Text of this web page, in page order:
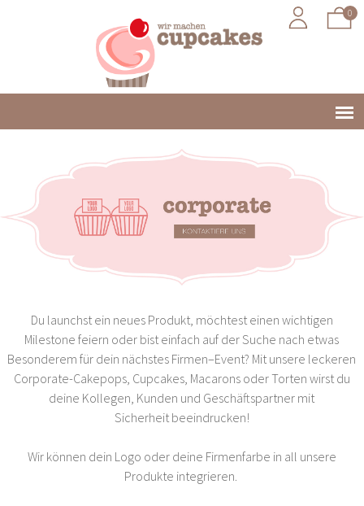
menu
0
Du launchst ein neues Produkt, möchtest einen wichtigen
Milestone feiern oder bist einfach auf der Suche nach etwas
Besonderem für dein nächstes Firmen–Event? Mit unsere leckeren
Corporate-Cakepops, Cupcakes, Macarons oder Torten wirst du
deine Kollegen, Kunden und Geschäftspartner mit
Sicherheit beeindrucken!
Wir können dein Logo oder deine Firmenfarbe in all unsere
Produkte integrieren.